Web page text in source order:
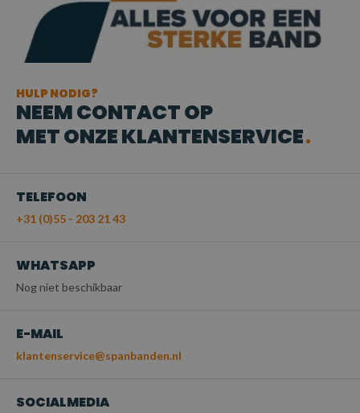
HULP NODIG?
NEEM CONTACT OP
MET ONZE KLANTENSERVICE
TELEFOON
+31 (0)55 - 203 21 43
WHATSAPP
Nog niet beschikbaar
E-MAIL
klantenservice@spanbanden.nl
SOCIALMEDIA